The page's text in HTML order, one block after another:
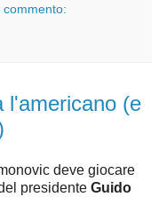
commento:
l'americano (e
deve giocare
presidente Guido